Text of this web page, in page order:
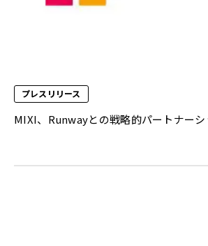
プレスリリース
MIXI、Runwayとの戦略的パートナー